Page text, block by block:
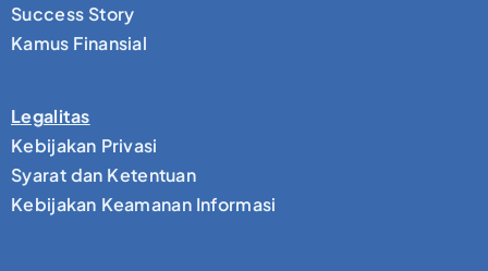
Success Story
Kamus Finansial
Legalitas
Kebijakan Privasi
Syarat dan Ketentuan
Kebijakan Keamanan Informasi